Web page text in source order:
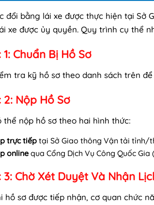
đổi bằng lái xe được thực hiện tại Sở
xe được ủy quyền. Quy trình cụ thể
1: Chuẩn Bị Hồ Sơ
tra kỹ hồ sơ theo danh sách trên
2: Nộp Hồ Sơ
thể nộp hồ sơ theo hai hình thức:
trực tiếptại Sở Giao thông Vận tải tỉnh/
online qua Cổng Dịch Vụ Công Quốc
3: Chờ Xét Duyệt Và Nhận
hồ sơ được tiếp nhận, cơ quan chức